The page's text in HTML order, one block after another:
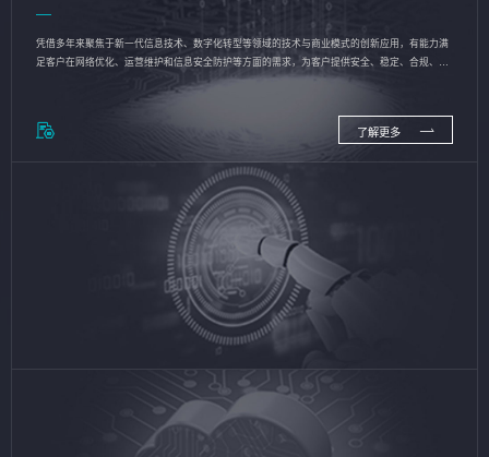
凭借多年来聚焦于新一代信息技术、数字化转型等领域的技术与商业模式的创新应用，有能力满
足客户在网络优化、运营维护和信息安全防护等方面的需求，为客户提供安全、稳定、合规、持
了解更多